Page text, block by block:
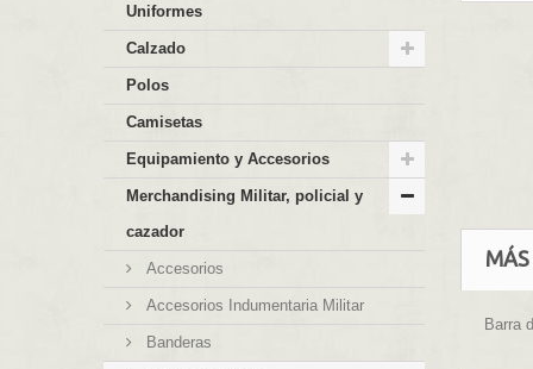
Uniformes
Calzado
Polos
Camisetas
Equipamiento y Accesorios
Merchandising Militar, policial y
cazador
Accesorios
Accesorios Indumentaria Militar
Banderas
MÁS
Barra